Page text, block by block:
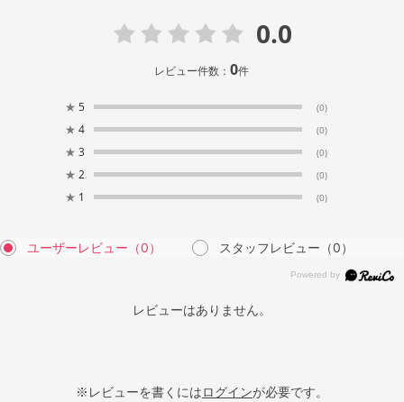
0.0
レビュー件数：0件
★ 5 (0)
★ 4 (0)
★ 3 (0)
★ 2 (0)
★ 1 (0)
ユーザーレビュー （0） スタッフレビュー （0）
レビューはありません。
※レビューを書くにはログインが必要です。